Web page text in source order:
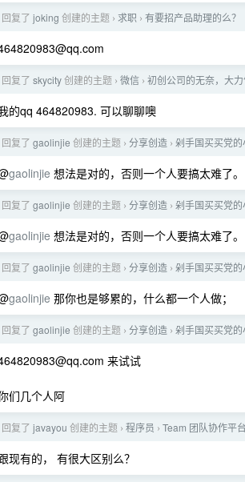
回复了 joking 创建的主题 › 求职 › 有要招产品助理的么？
回复了 skycity创建的主题 › 微信 › 初创公司的无奈，大
的qq 464820983. 可以聊聊噢
回复了 gaolinjie 创建的主题 › 分享创造 › 剁手国买买党
gaolinjie 想法是对的，否则一个人要搞太难了。
回复了 gaolinjie 创建的主题 › 分享创造 › 剁手国买买党
gaolinjie 想法是对的，否则一个人要搞太难了。
回复了 gaolinjie 创建的主题 › 分享创造 › 剁手国买买党
gaolinjie 那你也是够累的，什么都一个人做；
回复了 gaolinjie 创建的主题 › 分享创造 › 剁手国买买党
来试试
们几个人阿
回复了 javayou 创建的主题 › 程序员 › Team 团队协作平
现有的， 有很大区别么？